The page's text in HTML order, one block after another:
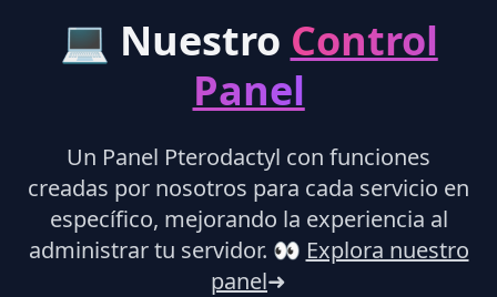
💻 Nuestro Control
Panel
Un Panel Pterodactyl con funciones
creadas por nosotros para cada servicio en
específico, mejorando la experiencia al
administrar tu servidor. 👀 Explora nuestro
panel➜